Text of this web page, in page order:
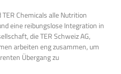
Chemicals alle Nutrition
eine reibungslose Integration in
die TER Schweiz AG,
arbeiten eng zusammen, um
Übergang zu